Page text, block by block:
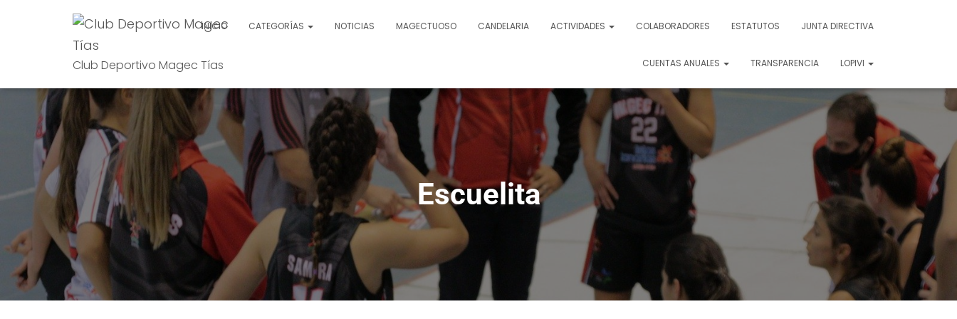
Club Deportivo Magec Tías
INICIO CATEGORÍAS NOTICIAS MAGECTUOSO CANDELARIA ACTIVIDADES COLABORADORES ESTATUTOS JUNTA DIRECTIVA
CUENTAS ANUALES TRANSPARENCIA LOPIVI
Escuelita